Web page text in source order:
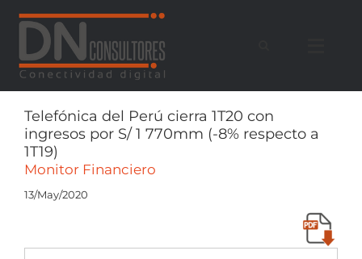
contenido
Telefónica del Perú cierra 1T20 con
ingresos por S/ 1 770mm (-8% respecto a
1T19)
Monitor Financiero
13/May/2020